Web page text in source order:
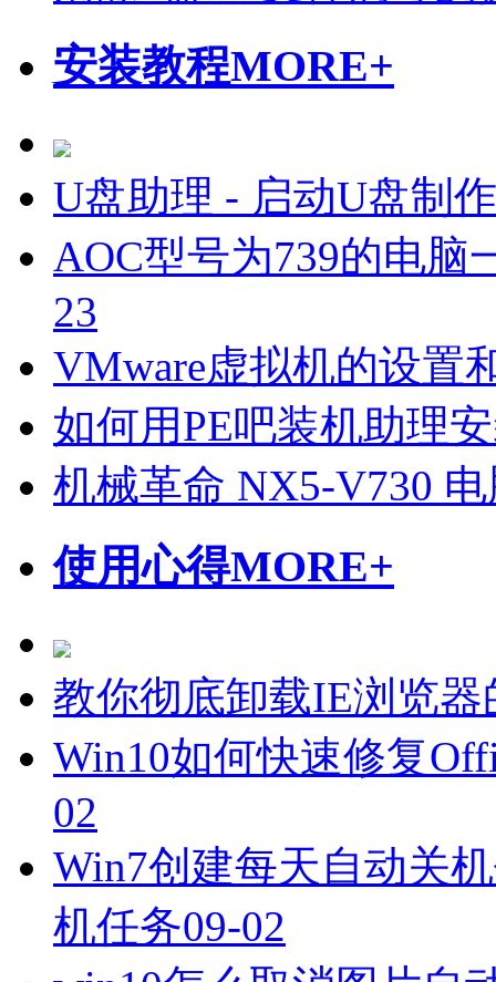
安装教程MORE+
U盘助理 - 启动U盘制
AOC型号为739的电脑
23
VMware虚拟机的设置
如何用PE吧装机助理
机械革命 NX5-V730
使用心得MORE+
教你彻底卸载IE浏览器
Win10如何快速修复
02
Win7创建每天自动关
机任务09-02